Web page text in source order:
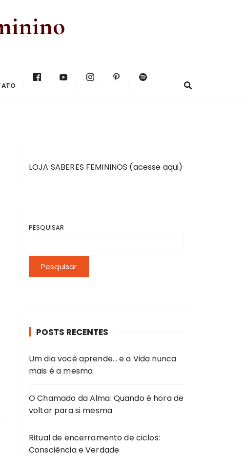
LOJA SABERES FEMININOS (acesse aqui)
PESQUISAR
Pesquisar
POSTS RECENTES
Um dia você aprende… e a Vida nunca
mais é a mesma
O Chamado da Alma: Quando é hora de
voltar para si mesma
Ritual de encerramento de ciclos:
Consciência e Verdade